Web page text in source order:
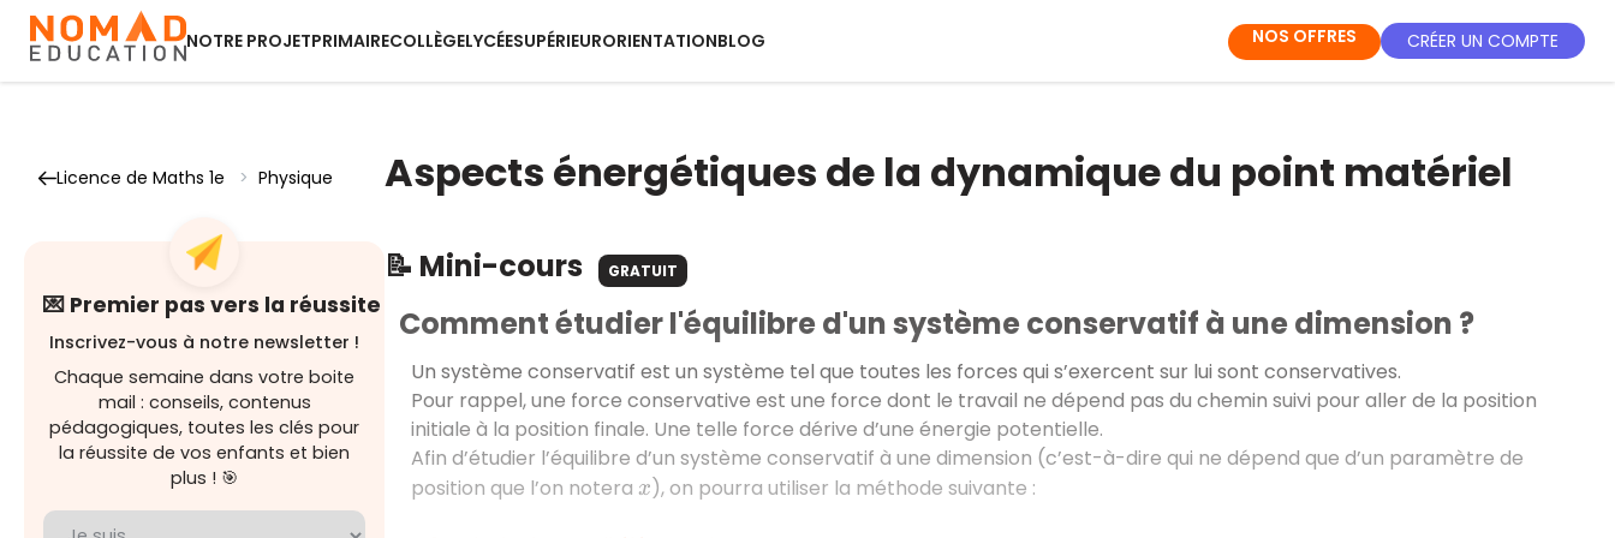
NOTRE PROJETPRIMAIRECOLLÈGELYCÉESUPÉRIEURORIENTATIONBLOG NOS OFFRES CRÉER UN COMPTE
Licence de Maths 1e > Physique
💌 Premier pas vers la réussite
Inscrivez-vous à notre newsletter !
Chaque semaine dans votre boite
mail : conseils, contenus
pédagogiques, toutes les clés pour
la réussite de vos enfants et bien
plus ! 🎯
Aspects énergétiques de la dynamique du point matériel
📝 Mini-cours GRATUIT
Comment étudier l'équilibre d'un système conservatif à une dimension ?
Un système conservatif est un système tel que toutes les forces qui s’exercent sur lui sont conservatives.
Pour rappel, une force conservative est une force dont le travail ne dépend pas du chemin suivi pour aller de la position
initiale à la position finale. Une telle force dérive d’une énergie potentielle.
Afin d’étudier l’équilibre d’un système conservatif à une dimension (c’est-à-dire qui ne dépend que d’un paramètre de
position que l’on notera x ), on pourra utiliser la méthode suivante :